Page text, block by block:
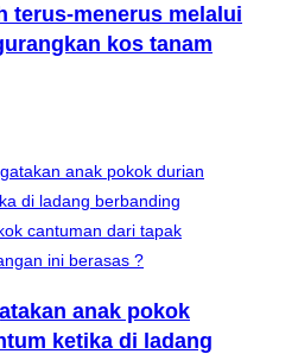
terus-menerus melalui
kos tanam
anak pokok
ketika di ladang